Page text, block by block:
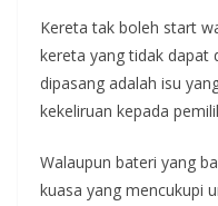
Kereta tak boleh start
kereta yang tidak dapat
dipasang adalah isu
kekeliruan kepada
Walaupun bateri yang
kuasa yang mencukupi